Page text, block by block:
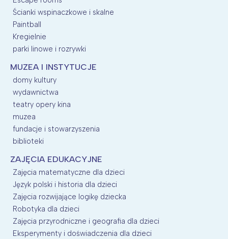
Ścianki wspinaczkowe i skalne
Paintball
Kregielnie
parki linowe i rozrywki
MUZEA I INSTYTUCJE
domy kultury
wydawnictwa
teatry opery kina
muzea
fundacje i stowarzyszenia
biblioteki
ZAJĘCIA EDUKACYJNE
Zajęcia matematyczne dla dzieci
Język polski i historia dla dzieci
Zajęcia rozwijające logikę dziecka
Robotyka dla dzieci
Zajęcia przyrodniczne i geografia dla dzieci
Eksperymenty i doświadczenia dla dzieci